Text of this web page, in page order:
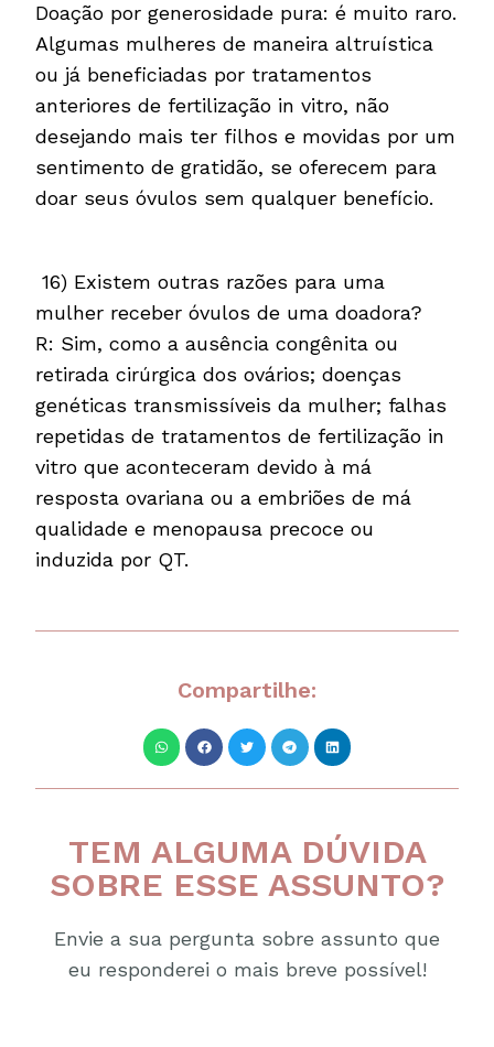
Doação por generosidade pura: é muito raro.
Algumas mulheres de maneira altruística
ou já beneficiadas por tratamentos
anteriores de fertilização in vitro, não
desejando mais ter filhos e movidas por um
sentimento de gratidão, se oferecem para
doar seus óvulos sem qualquer benefício.
16) Existem outras razões para uma
mulher receber óvulos de uma doadora?
R: Sim, como a ausência congênita ou
retirada cirúrgica dos ovários; doenças
genéticas transmissíveis da mulher; falhas
repetidas de tratamentos de fertilização in
vitro que aconteceram devido à má
resposta ovariana ou a embriões de má
qualidade e menopausa precoce ou
induzida por QT.
Compartilhe:
TEM ALGUMA DÚVIDA
SOBRE ESSE ASSUNTO?
Envie a sua pergunta sobre assunto que
eu responderei o mais breve possível!